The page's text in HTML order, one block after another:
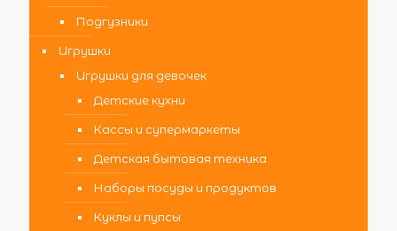
Подгузники
Игрушки
Игрушки для девочек
Детские кухни
Кассы и супермаркеты
Детская бытовая техника
Наборы посуды и продуктов
Куклы и пупсы